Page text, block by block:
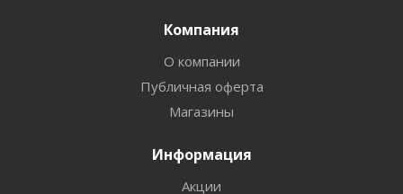
Компания
О компании
Публичная оферта
Магазины
Информация
Акции